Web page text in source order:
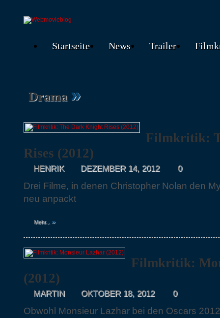
Startseite News Trailer
Drama »
Filmkritik:
Rises (2012)
HENRIK DEZEMBER 14, 2012 0
Drei Filme, in denen Christopher Nolan den
neu anpackt
Mehr... »
Filmkritik:
(2012)
MARTIN OKTOBER 18, 2012 0
Obwohl Monsieur Lazhar bei den Oscars